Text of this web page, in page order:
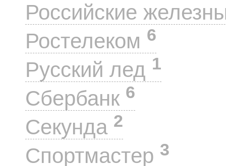
Российские
Ростелеком 6
Русский лед 1
Сбербанк 6
Секунда 2
Спортмастер 3